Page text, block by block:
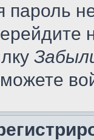
пароль